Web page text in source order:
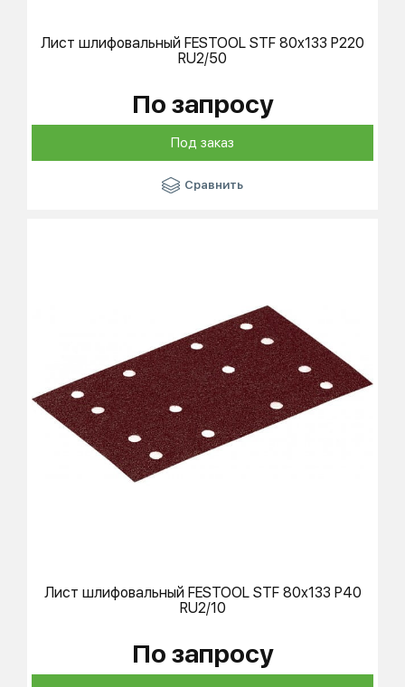
Лист шлифовальный FESTOOL STF 80x133 P220
RU2/50
По запросу
Под заказ
Сравнить
Лист шлифовальный FESTOOLSTF 80x133 P40
RU2/10
По запросу